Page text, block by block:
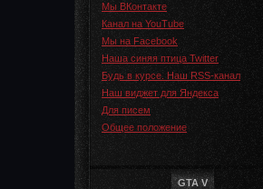
Мы ВКонтакте
Канал на YouTube
Мы на Facebook
Наша синяя птица Twitter
Будь в курсе. Наш RSS-канал
Наш виджет для Яндекса
Для писем
Общее положение
GTA V